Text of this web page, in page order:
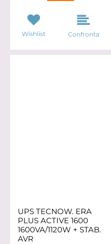
Wishlist Confronta
UPS TECNOW. ERA
PLUS ACTIVE 1600
1600VA/1120W + STAB.
AVR